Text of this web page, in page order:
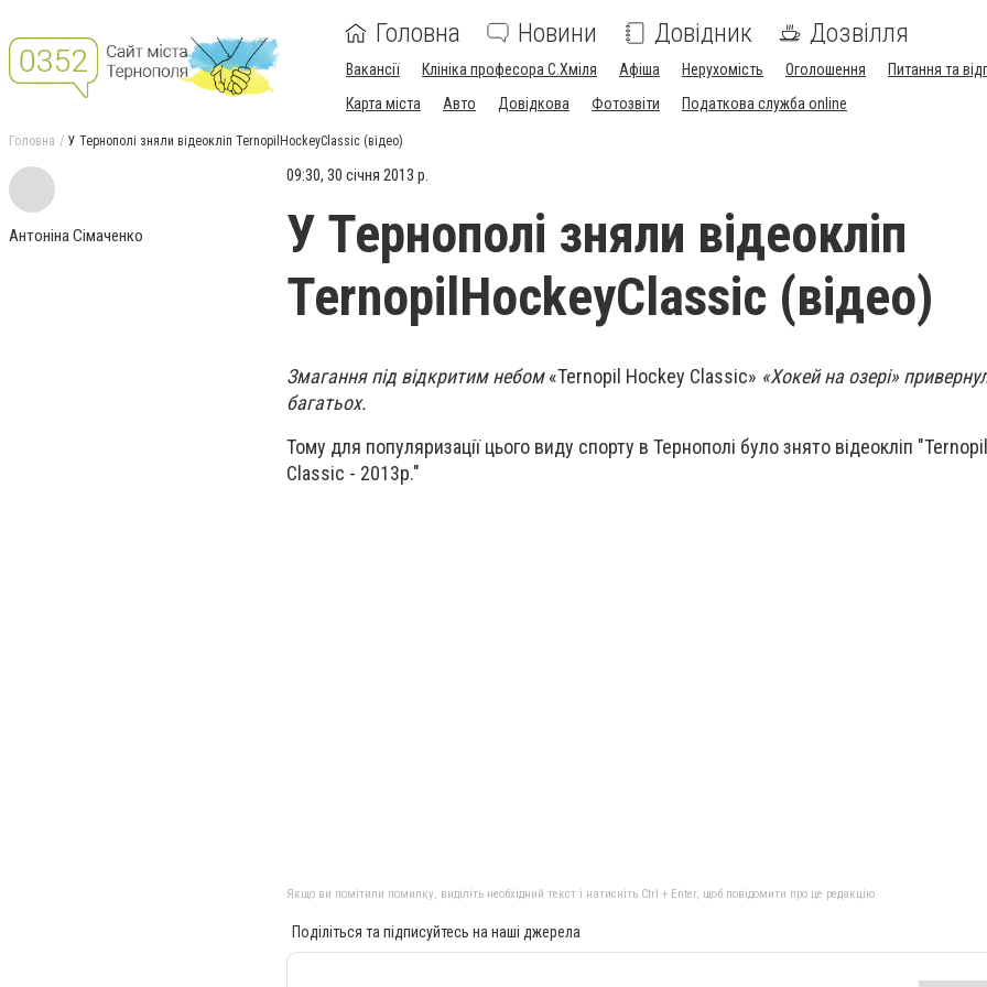
Головна Новини Довідник Дозвілля
Вакансії Клініка професора С.Хміля Афіша Нерухомість Оголошення
Питання та
Карта міста
Авто Довідкова Фотозвіти Податкова служба online
Головна У Тернополі зняли відеокліп TernopilHockeyClassic (відео)
Антоніна Сімаченко
09:30, 30 січня 2013 р.
У Тернополі зняли відеокліп
TernopilHockeyClassic (відео)
Змагання під відкритим небом«Ternopil Hockey Classic» «Хокей на озері»
багатьох.
Тому для популяризації цього виду спорту в Тернополі було знято відеокліп
Classic - 2013р."
Якщо ви помітили помилку, виділіть необхідний текст і натисніть Ctrl + Enter, щоб повідомити про це редакцію
Поділіться та підписуйтесь на наші джерела